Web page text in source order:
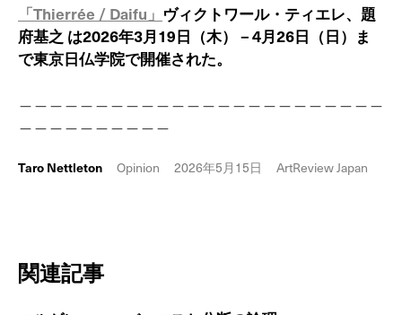
「Thierrée / Daifu」 ヴィクトワール・ティエレ、題
府基之 は2026年3月19日（木）－4月26日（日）ま
で東京日仏学院で開催された。
Taro Nettleton Opinion 2026年5月15日 ArtReview Japan
関連記事